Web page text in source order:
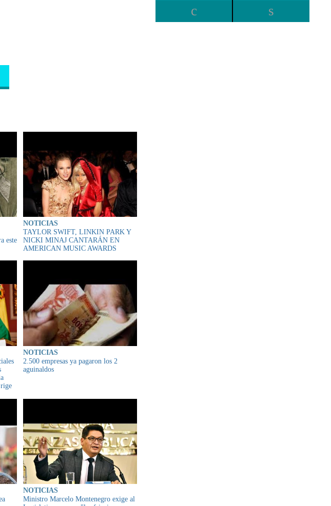
este
NOTICIAS
TAYLOR SWIFT, LINKIN PARK Y
NICKI MINAJ CANTARÁN EN
AMERICAN MUSIC AWARDS
NOTICIAS
2.500 empresas ya pagaron los 2
aguinaldos
NOTICIAS
Ministro Marcelo Montenegro exige al